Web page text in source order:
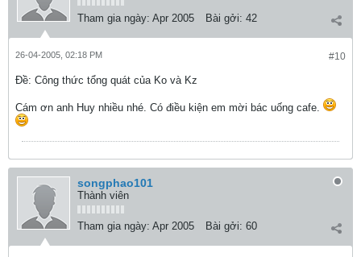
Tham gia ngày: Apr 2005 Bài gởi: 42
#10
26-04-2005, 02:18 PM
Ðề: Công thức tổng quát của Ko và Kz
Cám ơn anh Huy nhiều nhé. Có điều kiện em mời bác uống cafe.
songphao101
Thành viên
Tham gia ngày: Apr 2005 Bài gởi: 60